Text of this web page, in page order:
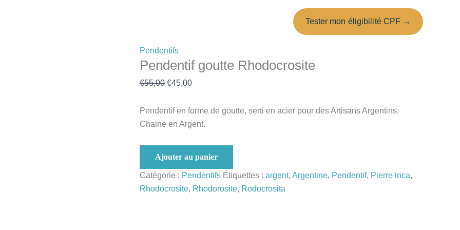
Tester mon éligibilité CPF →
Pendentifs
Pendentif goutte Rhodocrosite
€55,00
était :
€55,00.
€45,00
€45,00.
Pendentif en forme de goutte, serti en acier pour des Artisans Argentins.
Chaine en Argent.
goutte
Rhodocrosite
Ajouter au panier
Catégorie : Pendentifs Étiquettes : argent, Argentine, Pendentif, Pierre inca,
Rhodocrosite, Rhodorosite, Rodocrosita